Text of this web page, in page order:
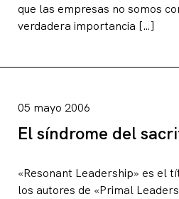
que las empresas no somos
verdadera importancia […]
05 mayo 2006
El síndrome del
«Resonant Leadership» es el
los autores de «Primal